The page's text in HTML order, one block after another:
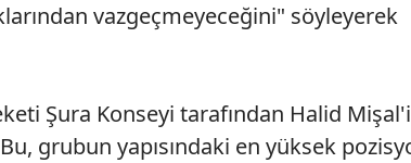
vazgeçmeyeceğini" söyleyerek
Şura Konseyi tarafından Halid
grubun yapısındaki en yüksek